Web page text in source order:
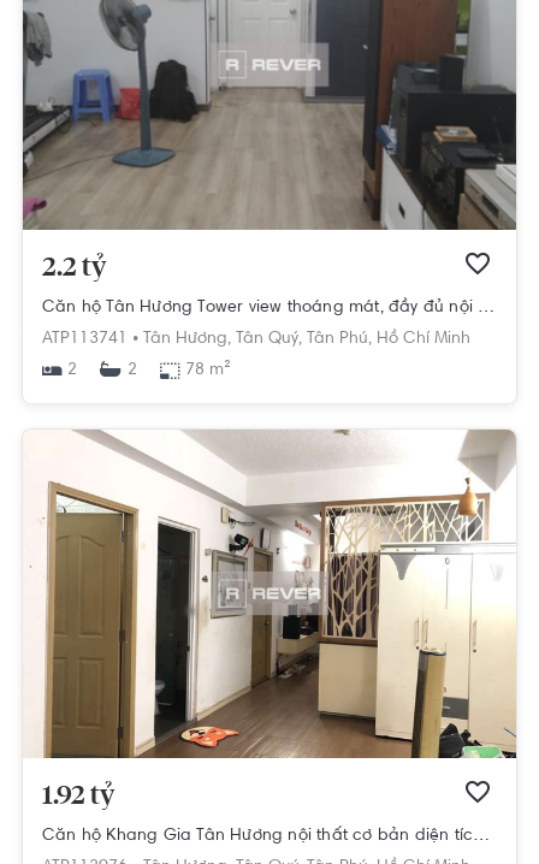
2.2 tỷ
Căn hộ Tân Hương Tower view thoáng mát, đầy đủ nội thất.
ATP113741 •
Tân Hương, Tân Quý, Tân Phú, Hồ Chí Minh
2
2 78 m²
1.92 tỷ
Căn hộ Khang Gia Tân Hương nội thất cơ bản diện tích 88.6m²